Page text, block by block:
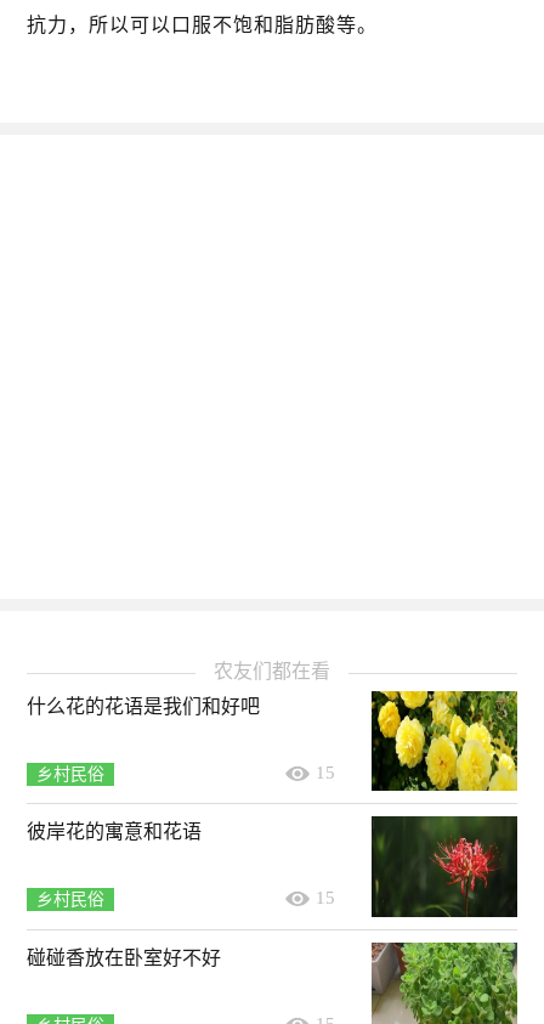
抗力，所以可以口服不饱和脂肪酸等。
农友们都在看
什么花的花语是我们和好吧
乡村民俗 15
彼岸花的寓意和花语
乡村民俗 15
碰碰香放在卧室好不好